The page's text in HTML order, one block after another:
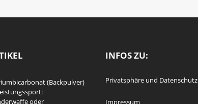
(Backpulver)
oder
INFOS ZU:
Privatsphäre und Datenschutz
Impressum